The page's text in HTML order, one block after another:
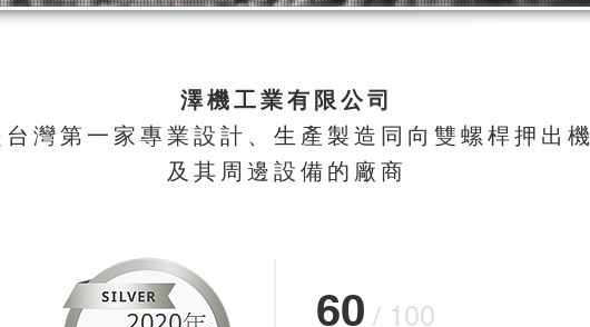
澤機工業有限公司
台灣第一家專業設計、生產製造同向雙螺桿押出機
及其周邊設備的廠商
60 / 100